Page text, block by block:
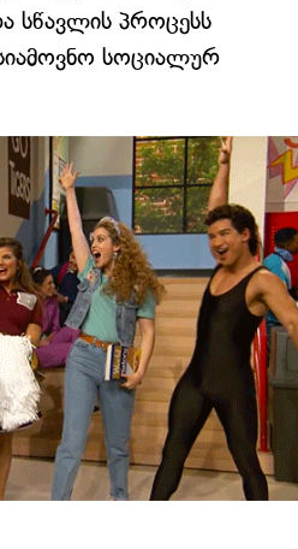
სწავლის პროცესს
სოციალურ